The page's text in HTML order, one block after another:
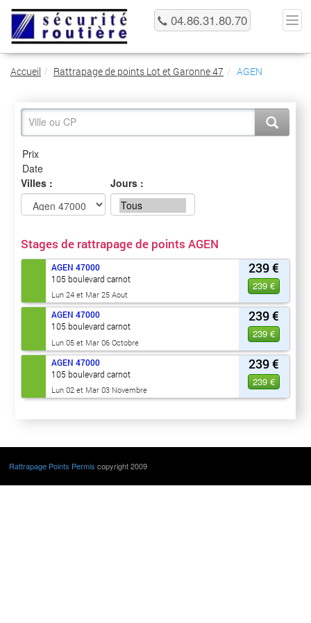
04.86.31.80.70
Accueil Rattrapage de points Lot et Garonne 47 AGEN
Villes : Jours :
Stages de rattrapage de points AGEN
239 €
239 €
AGEN 47000
105 boulevard carnot
Lun 24 et Mar 25 Aout
239 €
239 €
AGEN 47000
105 boulevard carnot
Lun 05 et Mar 06 Octobre
239 €
239 €
AGEN 47000
105 boulevard carnot
Lun 02 et Mar 03 Novembre
Rattrapage Points Permis copyright 2009